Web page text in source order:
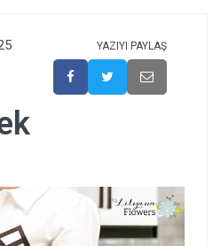
YAZIYI PAYLAŞ